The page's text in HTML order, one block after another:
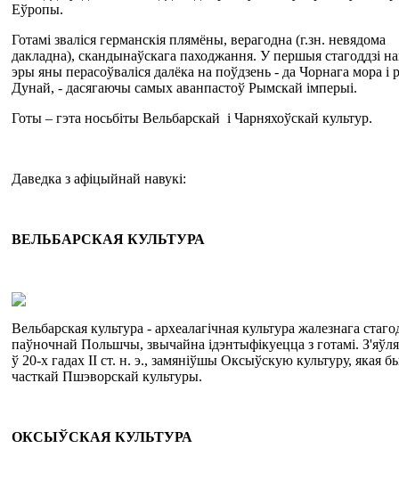
Еўропы.
Готамі зваліся германскія плямёны, верагодна (г.зн. невядома
дакладна), скандынаўскага паходжання. У першыя стагоддзі
эры яны перасоўваліся далёка на поўдзень - да Чорнага мора і
Дунай, - дасягаючы самых аванпастоў Рымскай імперыі.
Готы – гэта носьбіты Вельбарскай і Чарняхоўскай культур.
Даведка з афіцыйнай навукі:
ВЕЛЬБАРСКАЯ КУЛЬТУРА
Вельбарская культура - археалагічная культура жалезнага
паўночнай Польшчы, звычайна ідэнтыфікуецца з готамі.
ў 20-х гадах II ст. н. э., замяніўшы Оксыўскую культуру, якая
часткай Пшэворскай культуры.
ОКСЫЎСКАЯ КУЛЬТУРА